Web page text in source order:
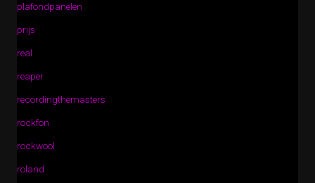
plafondpanelen
prijs
real
reaper
recordingthemasters
rockfon
rockwool
roland